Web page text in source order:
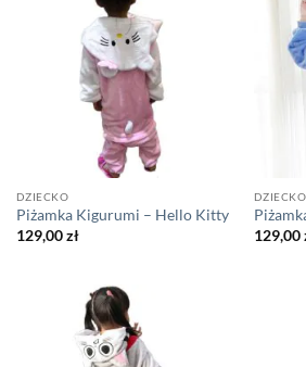
DZIECKO
Piżamka Kigurumi – Hello Kitty
129,00zł
DZIECKO
129,00